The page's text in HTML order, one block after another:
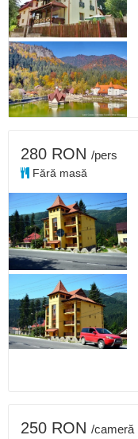
280 RON /pers
Fără masă
250 RON /cameră